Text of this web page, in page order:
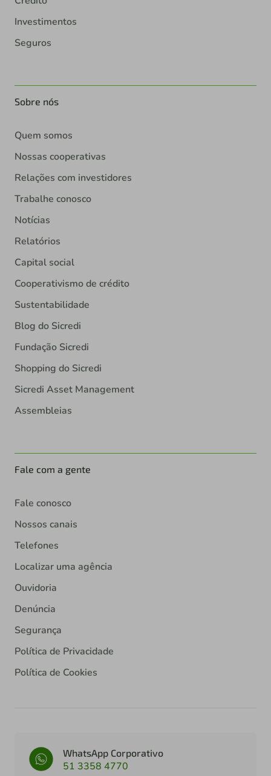
Investimentos
Seguros
Sobre nós
Quem somos
Nossas cooperativas
Relações com investidores
Trabalhe conosco
Notícias
Relatórios
Capital social
Cooperativismo de crédito
Sustentabilidade
Blog do Sicredi
Fundação Sicredi
Shopping do Sicredi
Sicredi Asset Management
Assembleias
Fale com a gente
Fale conosco
Nossos canais
Telefones
Localizar uma agência
Ouvidoria
Denúncia
Segurança
Política de Privacidade
Política de Cookies
WhatsApp Corporativo
51 3358 4770